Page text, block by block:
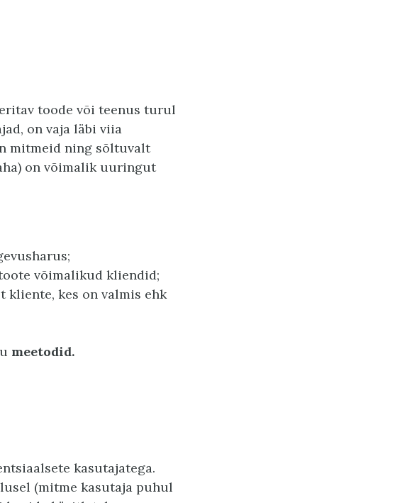
toode või teenus turul
on vaja läbi viia
mitmeid ning sõltuvalt
on võimalik uuringut
võimalikud kliendid;
kliente, kes on valmis ehk
meetodid.
kasutajatega.
(mitme kasutaja puhul